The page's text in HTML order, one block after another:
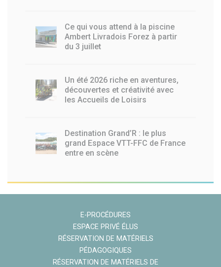
Ce qui vous attend à la piscine
Ambert Livradois Forez à partir
du 3 juillet
Un été 2026 riche en aventures,
découvertes et créativité avec
les Accueils de Loisirs
Destination Grand’R : le plus
grand Espace VTT-FFC de France
entre en scène
E-PROCÉDURES
ESPACE PRIVÉ ÉLUS
RÉSERVATION DE MATÉRIELS
PÉDAGOGIQUES
RÉSERVATION DE MATÉRIELS DE